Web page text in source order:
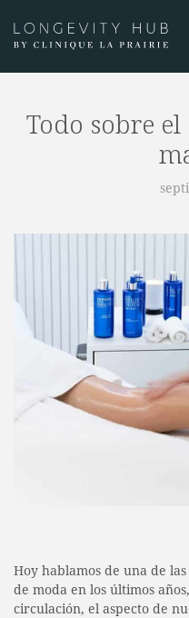
Todo sobre
Hoy hablamos de una de
de moda en los últimos
circulación, el aspecto de